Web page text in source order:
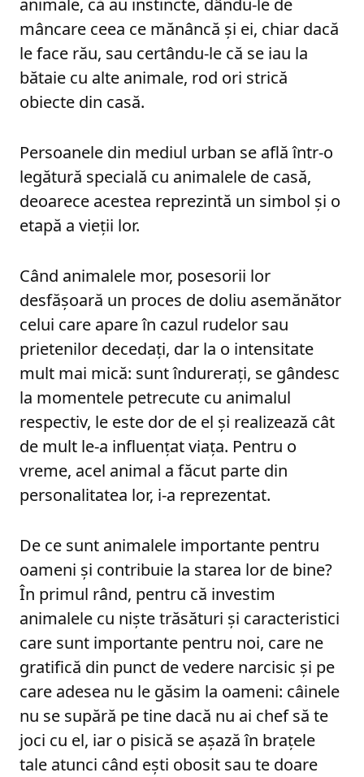
animale, că au instincte, dându-le de
mâncare ceea ce mănâncă și ei, chiar dacă
le face rău, sau certându-le că se iau la
bătaie cu alte animale, rod ori strică
obiecte din casă.
Persoanele din mediul urban se află într-o
legătură specială cu animalele de casă,
deoarece acestea reprezintă un simbol și o
etapă a vieții lor.
Când animalele mor, posesorii lor
desfășoară un proces de doliu asemănător
celui care apare în cazul rudelor sau
prietenilor decedați, dar la o intensitate
mult mai mică: sunt îndurerați, se gândesc
la momentele petrecute cu animalul
respectiv, le este dor de el și realizează cât
de mult le-a influențat viața. Pentru o
vreme, acel animal a făcut parte din
personalitatea lor, i-a reprezentat.
De ce sunt animalele importante pentru
oameni și contribuie la starea lor de bine?
În primul rând, pentru că investim
animalele cu niște trăsături și caracteristici
care sunt importante pentru noi, care ne
gratifică din punct de vedere narcisic și pe
care adesea nu le găsim la oameni: câinele
nu se supără pe tine dacă nu ai chef să te
joci cu el, iar o pisică se așază în brațele
tale atunci când ești obosit sau te doare